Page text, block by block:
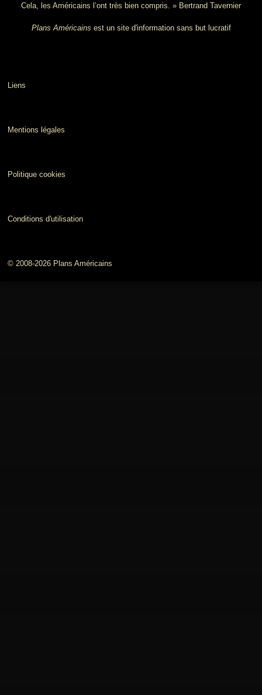
Cela, les Américains l’ont très bien compris. » Bertrand Tavernier
Plans Américains est un site d'information sans but lucratif
Liens
Mentions légales
Politique cookies
Conditions d'utilisation
© 2008-2026 Plans Américains